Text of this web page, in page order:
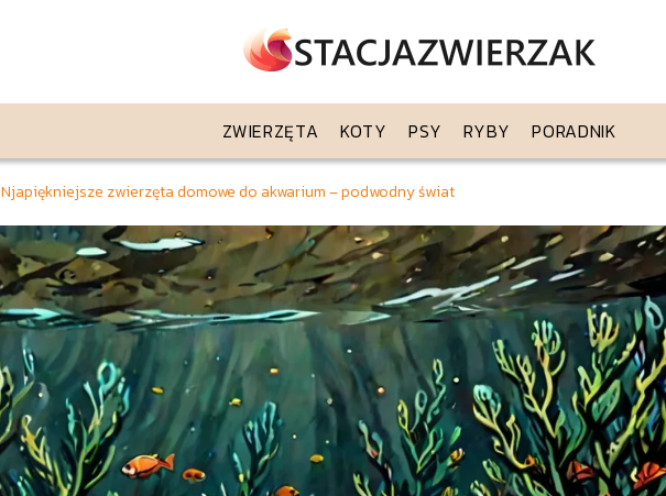
ZWIERZĘTA KOTY PSY RYBY PORADNIK
Njapiękniejsze zwierzęta domowe do akwarium – podwodny świat